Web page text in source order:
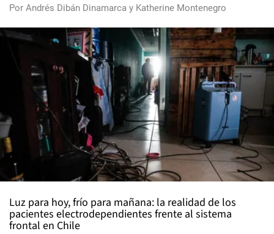
Por Andrés Dibán Dinamarca y Katherine Montenegro
Luz para hoy, frío para mañana: la realidad de los
pacientes electrodependientes frente al sistema
frontal en Chile